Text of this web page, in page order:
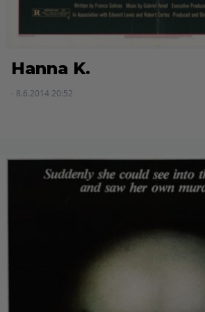
Hanna K.
- 8.6.2014 20:52